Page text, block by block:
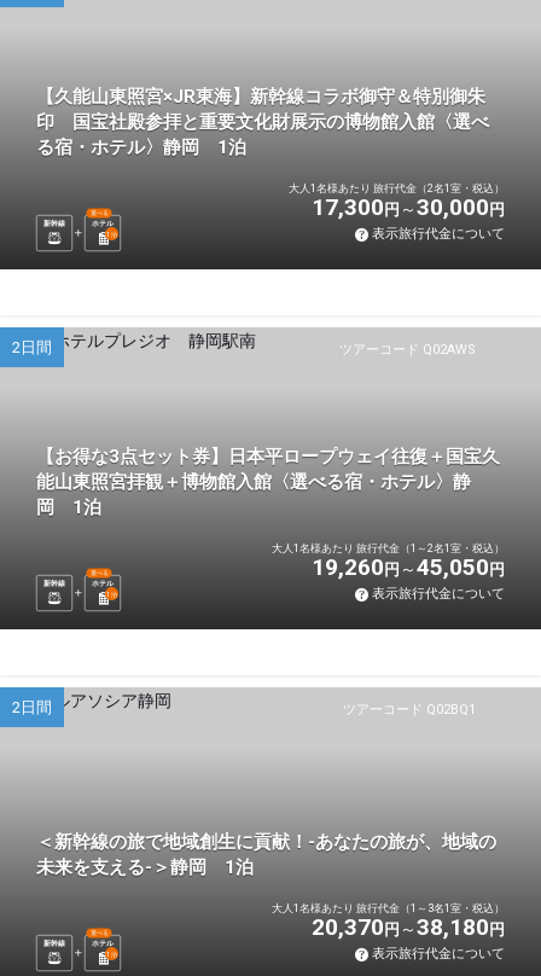
【久能山東照宮×JR東海】新幹線コラボ御守＆特別御朱
印 国宝社殿参拝と重要文化財展示の博物館入館〈選べ
る宿・ホテル〉静岡 1泊
新幹線 ホテル
選べる
1 泊
大人1名様あたり 旅行代金（2名1室・税込）
17,300 円 30,000 円
表示旅行代金について
ツアーコード Q02AWS
2日間
【お得な3点セット券】日本平ロープウェイ往復＋国宝久
能山東照宮拝観＋博物館入館〈選べる宿・ホテル〉静
岡 1泊
新幹線 ホテル
選べる
1 泊
大人1名様あたり 旅行代金（1～2名1室・税込）
19,260 円 45,050 円
表示旅行代金について
ツアーコード Q02BQ1
2日間
＜新幹線の旅で地域創生に貢献！-あなたの旅が、地域の
未来を支える-＞静岡 1泊
新幹線 ホテル
選べる
1 泊
大人1名様あたり 旅行代金（1～3名1室・税込）
20,370 円 38,180 円
表示旅行代金について